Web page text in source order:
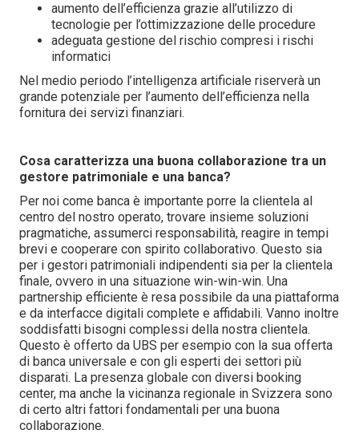
aumento dell’efficienza grazie all’utilizzo di
tecnologie per l’ottimizzazione delle procedure
adeguata gestione del rischio compresi i rischi
informatici
Nel medio periodo l’intelligenza artificiale riserverà un
grande potenziale per l’aumento dell’efficienza nella
fornitura dei servizi finanziari.
Cosa caratterizza una buona collaborazione tra un
gestore patrimoniale e una banca?
Per noi come banca è importante porre la clientela al
centro del nostro operato, trovare insieme soluzioni
pragmatiche, assumerci responsabilità, reagire in tempi
brevi e cooperare con spirito collaborativo. Questo sia
per i gestori patrimoniali indipendenti sia per la clientela
finale, ovvero in una situazione win-win-win. Una
partnership efficiente è resa possibile da una piattaforma
e da interfacce digitali complete e affidabili. Vanno inoltre
soddisfatti bisogni complessi della nostra clientela.
Questo è offerto da UBS per esempio con la sua offerta
di banca universale e con gli esperti dei settori più
disparati. La presenza globale con diversi booking
center, ma anche la vicinanza regionale in Svizzera sono
di certo altri fattori fondamentali per una buona
collaborazione.